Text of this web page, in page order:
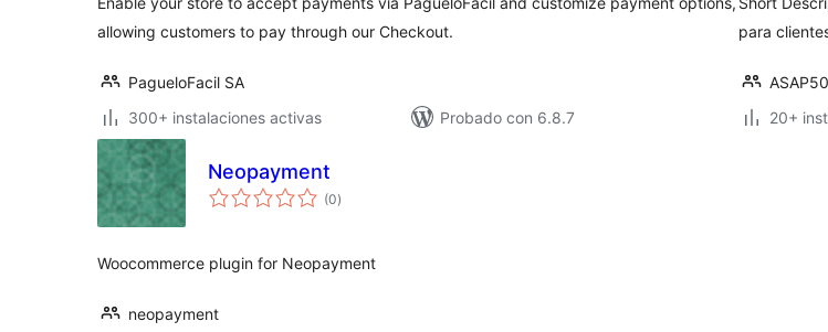
allowing customers to pay through our Checkout.
PagueloFacil SA
300+ instalaciones activas
Probado con 6.8.7
para
20+
Neopayment
(0total
de
)
Woocommerce plugin for Neopayment
neopayment